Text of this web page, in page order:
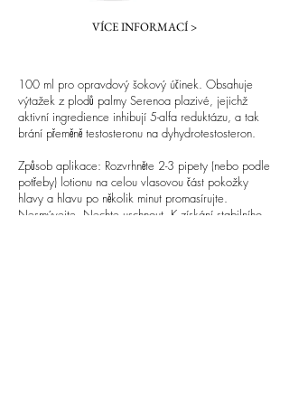
VÍCE INFORMACÍ >
100 ml pro opravdový šokový účinek. Obsahuje
výtažek z plodů palmy Serenoa plazivé, jejichž
aktivní ingredience inhibují 5-alfa reduktázu, a tak
brání přeměně testosteronu na dyhydrotestosteron.
Způsob aplikace: Rozvrhněte 2-3 pipety (nebo podle
potřeby) lotionu na celou vlasovou část pokožky
hlavy a hlavu po několik minut promasírujte.
Nesmývejte. Nechte uschnout. K získání stabilního